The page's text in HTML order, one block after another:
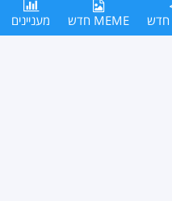
חדש MEME חדש מעניינים